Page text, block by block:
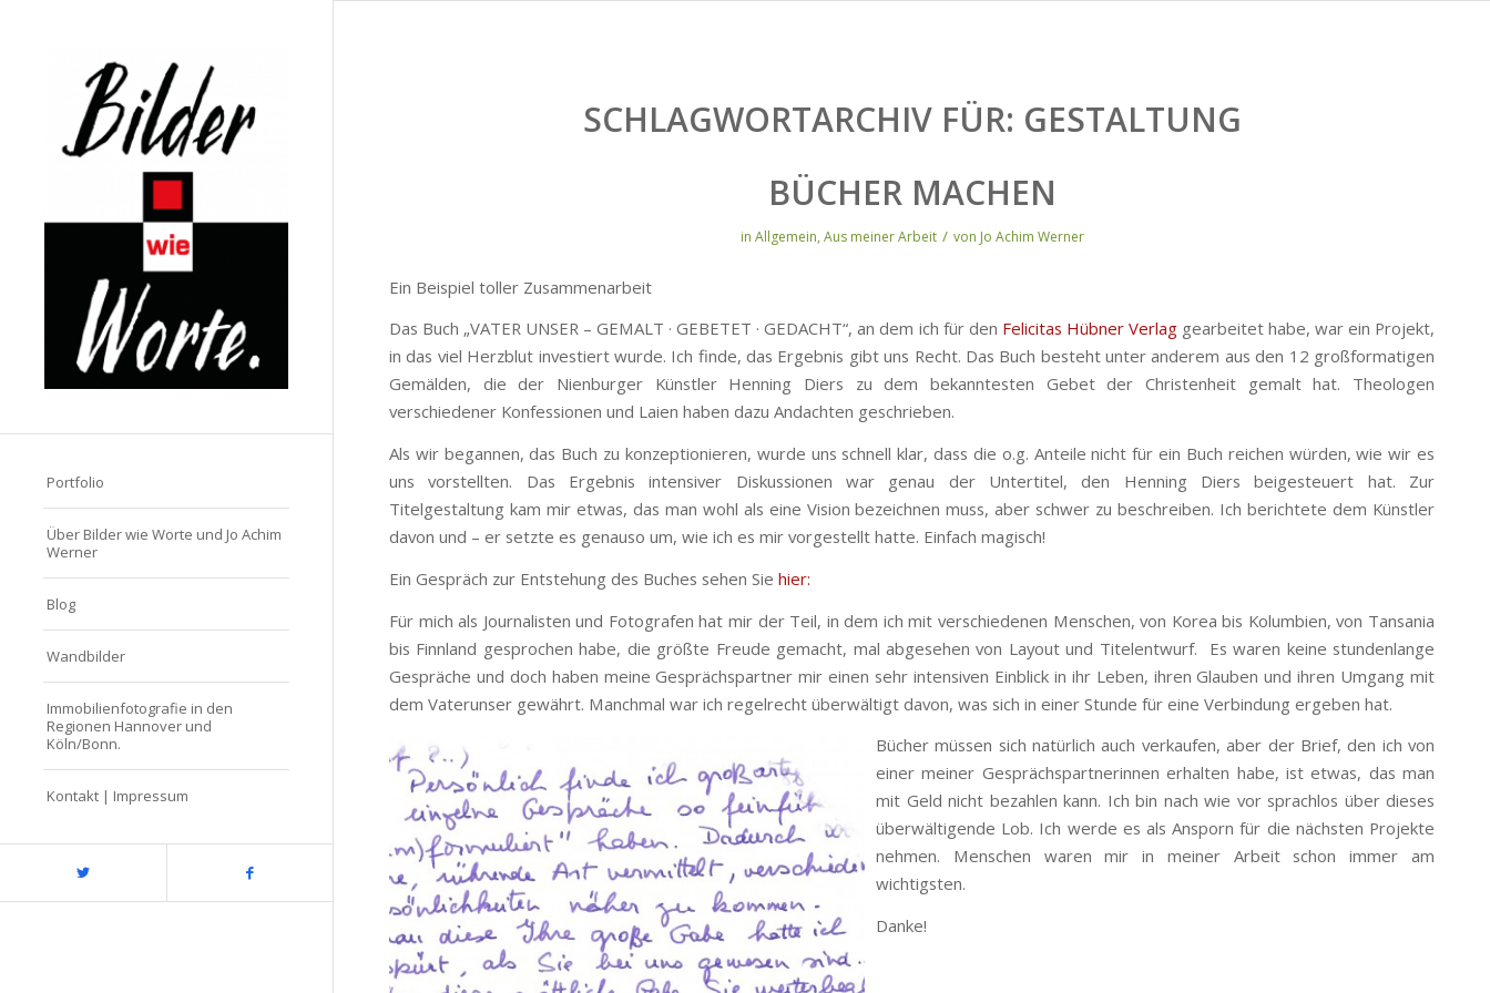
Portfolio
Über Bilder wie Worte und Jo Achim
Werner
Blog
Wandbilder
Immobilienfotografie in den
Regionen Hannover und
Köln/Bonn.
Kontakt | Impressum
SCHLAGWORTARCHIV FÜR: GESTALTUNG
BÜCHER MACHEN
in Allgemein,Aus meiner Arbeit / von Jo Achim Werner
Ein Beispiel toller Zusammenarbeit
Das Buch „VATER UNSER – GEMALT · GEBETET · GEDACHT“, an dem ich für den Felicitas Hübner Verlaggearbeitet habe, war ein Projekt,
in das viel Herzblut investiert wurde. Ich finde, das Ergebnis gibt uns Recht. Das Buch besteht unter anderem aus den 12 großformatigen
Gemälden, die der Nienburger Künstler Henning Diers zu dem bekanntesten Gebet der Christenheit gemalt hat. Theologen
verschiedener Konfessionen und Laien haben dazu Andachten geschrieben.
Als wir begannen, das Buch zu konzeptionieren, wurde uns schnell klar, dass die o.g. Anteile nicht für ein Buch reichen würden, wie wir es
uns vorstellten. Das Ergebnis intensiver Diskussionen war genau der Untertitel, den Henning Diers beigesteuert hat. Zur
Titelgestaltung kam mir etwas, das man wohl als eine Vision bezeichnen muss, aber schwer zu beschreiben. Ich berichtete dem Künstler
davon und – er setzte es genauso um, wie ich es mir vorgestellt hatte. Einfach magisch!
Ein Gespräch zur Entstehung des Buches sehen Sie hier:
Für mich als Journalisten und Fotografen hat mir der Teil, in dem ich mit verschiedenen Menschen, von Korea bis Kolumbien, von Tansania
bis Finnland gesprochen habe, die größte Freude gemacht, mal abgesehen von Layout und Titelentwurf. Es waren keine stundenlange
Gespräche und doch haben meine Gesprächspartner mir einen sehr intensiven Einblick in ihr Leben, ihren Glauben und ihren Umgang mit
dem Vaterunser gewährt. Manchmal war ich regelrecht überwältigt davon, was sich in einer Stunde für eine Verbindung ergeben hat.
Bücher müssen sich natürlich auch verkaufen, aber der Brief, den ich von
einer meiner Gesprächspartnerinnen erhalten habe, ist etwas, das man
mit Geld nicht bezahlen kann. Ich bin nach wie vor sprachlos über dieses
überwältigende Lob. Ich werde es als Ansporn für die nächsten Projekte
nehmen. Menschen waren mir in meiner Arbeit schon immer am
wichtigsten.
Danke!